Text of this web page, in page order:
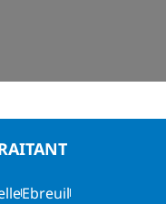
Ebreuil